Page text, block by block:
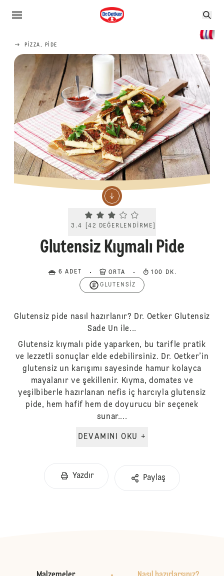
PIZZA, PIDE
Current rating 3.4. Click to rate.
3.4 [42 DEĞERLENDIRME
Glutensiz Kıymalı Pide
6 ADET ORTA 100 DK.
GLUTENSIZ
Glutensiz pide nasıl hazırlanır? Dr. Oetker Glutensiz
Sade Un ile...
Glutensiz kıymalı pide yaparken, bu tarifle pratik
ve lezzetli sonuçlar elde edebilirsiniz. Dr. Oetker’in
glutensiz un karışımı sayesinde hamur kolayca
mayalanır ve şekillenir. Kıyma, domates ve
yeşilbiberle hazırlanan nefis iç harcıyla glutensiz
pide, hem hafif hem de doyurucu bir seçenek
sunar....
DEVAMINI OKU +
Yazdır Paylaş